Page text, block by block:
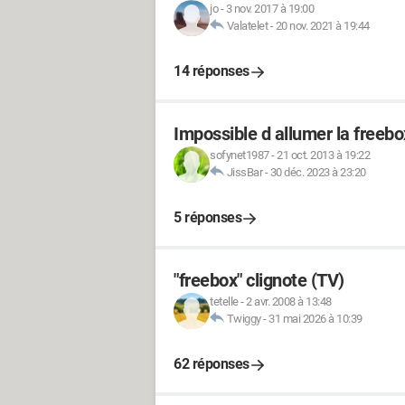
jo- 3 nov. 2017 à 19:00
Valatelet-20 nov. 2021 à 19:44
14 réponses
Impossible d allumer la
sofynet1987-21 oct. 2013 à 19:22
JissBar- 30 déc. 2023 à 23:20
5 réponses
"freebox" clignote (TV)
tetelle-2 avr. 2008 à 13:48
Twiggy- 31 mai 2026 à 10:39
62 réponses